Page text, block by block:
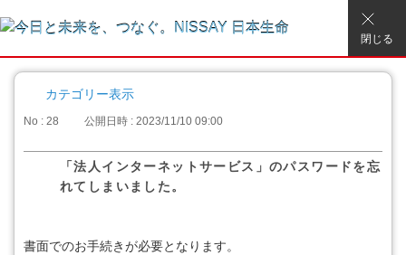
閉じる
カテゴリー表示
No : 28 公開日時 : 2023/11/10 09:00
「法人インターネットサービス」のパスワードを忘
れてしまいました。
書面でのお手続きが必要となります。